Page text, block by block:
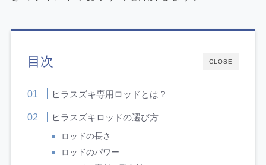
CLOSE
目次
ヒラスズキ専用ロッドとは？
ヒラスズキロッドの選び方
ロッドの長さ
ロッドのパワー